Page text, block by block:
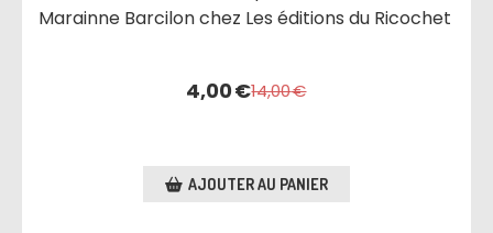
Marainne Barcilon chez Les éditions du Ricochet
4,00€14,00€
AJOUTER AU PANIER